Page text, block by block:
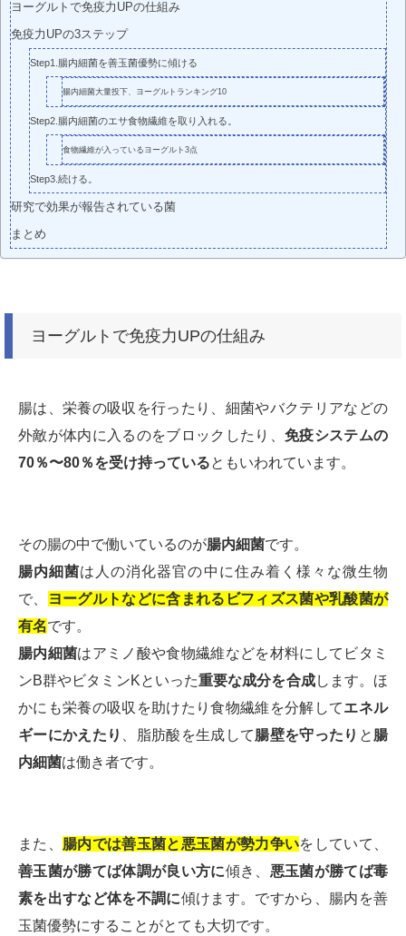
ヨーグルトで免疫力UPの仕組み
免疫力UPの3ステップ
Step1.腸内細菌を善玉菌優勢に傾ける
腸内細菌大量投下、ヨーグルトランキング10
Step2.腸内細菌のエサ食物繊維を取り入れる。
食物繊維が入っているヨーグルト3点
Step3.続ける。
研究で効果が報告されている菌
まとめ
ヨーグルトで免疫力UPの仕組み
腸は、栄養の吸収を行ったり、細菌やバクテリアなどの
外敵が体内に入るのをブロックしたり、 免疫システムの
70％〜80％を受け持っているともいわれています。
その腸の中で働いているのが腸内細菌です。
腸内細菌は人の消化器官の中に住み着く様々な微生物
で、
ヨーグルトなどに含まれるビフィズス菌や乳酸菌が
有名です。
腸内細菌はアミノ酸や食物繊維などを材料にしてビタミ
ンB群やビタミンKといった重要な成分を合成します。ほ
かにも栄養の吸収を助けたり食物繊維を分解してエネル
ギーにかえたり
、脂肪酸を生成して腸壁を守ったり と 腸
内細菌は働き者です。
また、 腸内では善玉菌と悪玉菌が勢力争いをしていて、
善玉菌が勝てば体調が良い方に傾き、 悪玉菌が勝てば毒
素を出すなど体を不調に傾けます。ですから、腸内を善
玉菌優勢にすることがとても大切です。